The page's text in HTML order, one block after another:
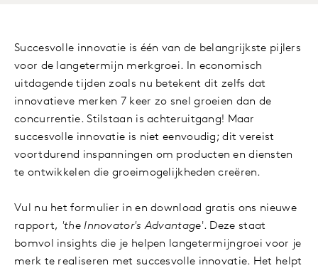
Succesvolle innovatie is één van de belangrijkste pijlers
voor de langetermijn merkgroei. In economisch
uitdagende tijden zoals nu betekent dit zelfs dat
innovatieve merken 7 keer zo snel groeien dan de
concurrentie. Stilstaan is achteruitgang! Maar
succesvolle innovatie is niet eenvoudig; dit vereist
voortdurend inspanningen om producten en diensten
te ontwikkelen die groeimogelijkheden creëren.
Vul nu het formulier in en download gratis ons nieuwe
rapport, 'the Innovator's Advantage'. Deze staat
bomvol insights die je helpen langetermijngroei voor je
merk te realiseren met succesvolle innovatie. Het helpt